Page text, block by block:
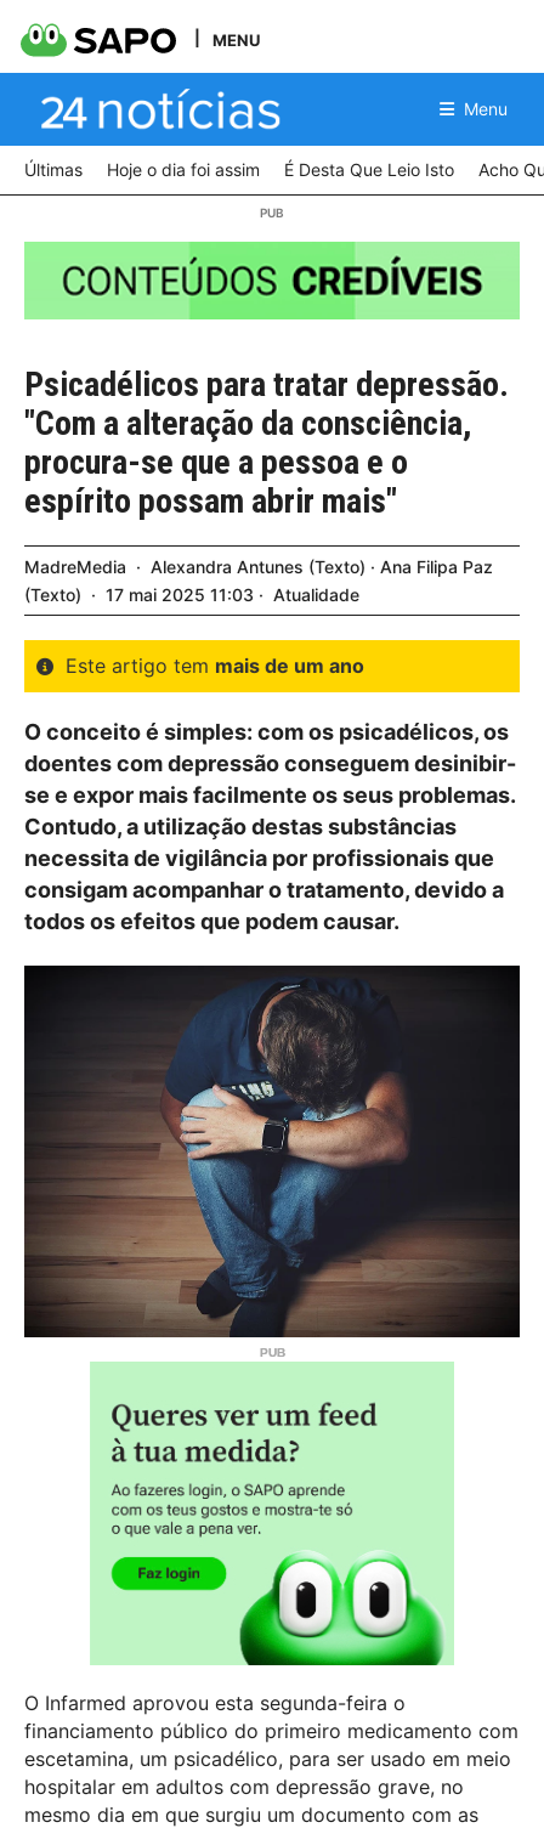
MENU
Menu
Últimas Hoje o dia foi assim É Desta Que Leio Isto Acho
Psicadélicos para tratar depressão.
"Com a alteração da consciência,
procura-se que a pessoa e o
espírito possam abrir mais"
MadreMedia Alexandra Antunes Texto
Ana Filipa Paz
Texto
17 mai 2025 11:03 Atualidade
Este artigo tem mais de um ano
O conceito é simples: com os psicadélicos, os
doentes com depressão conseguem desinibir-
se e expor mais facilmente os seus problemas.
Contudo, a utilização destas substâncias
necessita de vigilância por profissionais que
consigam acompanhar o tratamento, devido a
todos os efeitos que podem causar.
O Infarmed aprovou esta segunda-feira o
financiamento público do primeiro medicamento com
escetamina, um psicadélico, para ser usado em meio
hospitalar em adultos com depressão grave, no
mesmo dia em que surgiu um documento com as